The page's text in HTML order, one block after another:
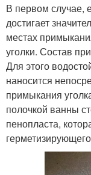
В первом случае,
достигает
местах
уголки. Состав
Для этого
наносится
примыкания
полочкой ванны
пенопласта,